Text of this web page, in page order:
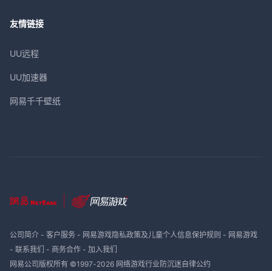
友情链接
UU远程
UU加速器
网易千千壁纸
公司简介- 客户服务- 网易游戏隐私政策及儿童个人信息保护规则 - 网易游戏
- 联系我们 - 商务合作- 加入我们
网易公司版权所有 ©1997-2026 网络游戏行业防沉迷自律公约